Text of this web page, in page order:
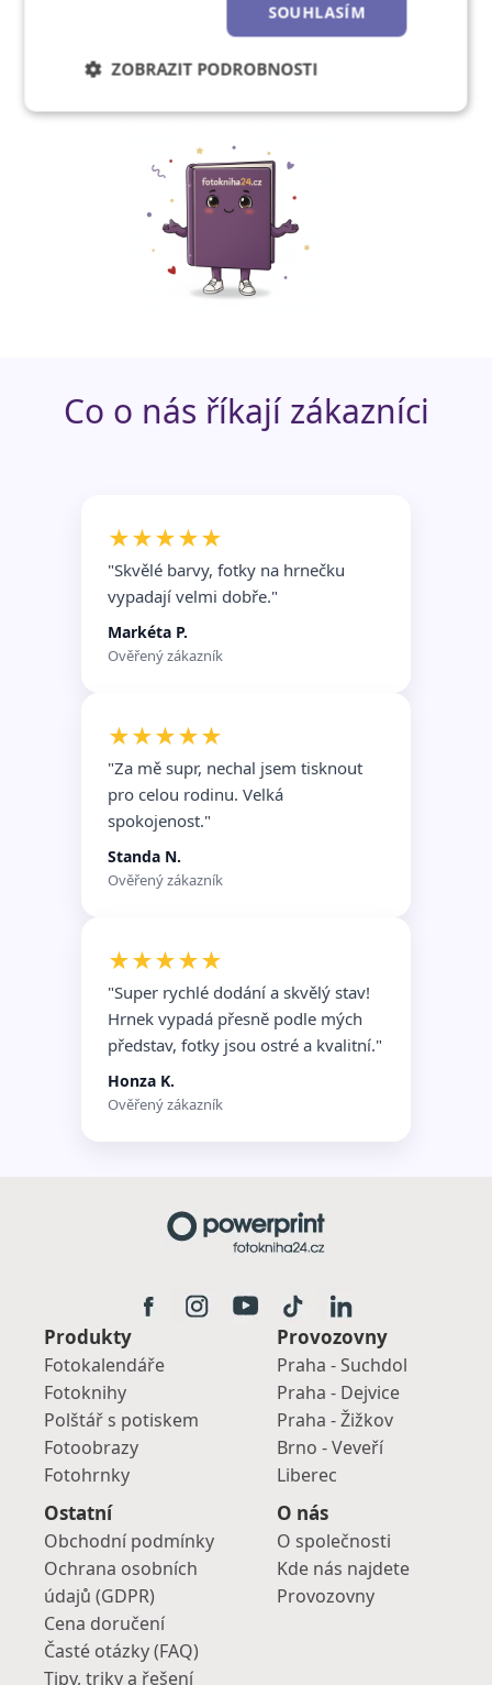
Zjistěte více!
Co o nás říkají zákazníci
★★★★★
"Skvělé barvy, fotky na hrnečku
vypadají velmi dobře."
Markéta P.
Ověřený zákazník
★★★★★
"Za mě supr, nechal jsem tisknout
pro celou rodinu. Velká
spokojenost."
Standa N.
Ověřený zákazník
★★★★★
"Super rychlé dodání a skvělý stav!
Hrnek vypadá přesně podle mých
představ, fotky jsou ostré a kvalitní."
Honza K.
Ověřený zákazník
Produkty
Fotokalendáře
Fotoknihy
Polštář s potiskem
Fotoobrazy
Fotohrnky
Provozovny
Praha - Suchdol
Praha - Dejvice
Praha - Žižkov
Brno - Veveří
Liberec
Ostatní
Obchodní podmínky
Ochrana osobních
údajů (GDPR)
Cena doručení
Časté otázky (FAQ)
Tipy, triky a řešení
O nás
O společnosti
Kde nás najdete
Provozovny
SOUHLASÍM
ZOBRAZIT PODROBNOSTI
Nezbytně
Výkonové
Soubory
Funkční soubory
Nezařazené
soubory